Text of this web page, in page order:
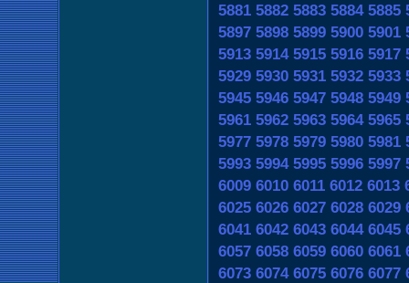
5881 5882 5883 5884 5885
5897 5898 5899 5900 5901
5913 5914 5915 5916 5917
5929 5930 5931 5932 5933
5945 5946 5947 5948 5949
5961 5962 5963 5964 5965
5977 5978 5979 5980 5981
5993 5994 5995 5996 5997
6009 6010 6011 6012 6013
6025 6026 6027 6028 6029
6041 6042 6043 6044 6045
6057 6058 6059 6060 6061
6073 6074 6075 6076 6077